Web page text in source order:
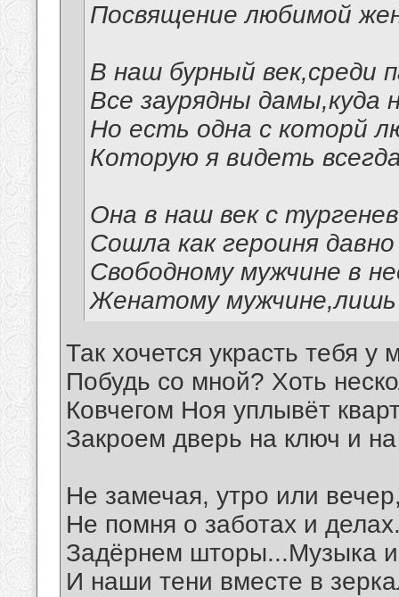
Посвящение любимой
В наш бурный век,среди
Все заурядны дамы,куда
Но есть одна с которй
Которую я видеть
Она в наш век с
Сошла как героиня
Свободному мужчине в
Женатому
Так хочется украсть тебя у
Побудь со мной? Хоть
Ковчегом Ноя уплывёт
Закроем дверь на ключ и
Не замечая, утро или
Не помня о заботах и
Задёрнем шторы...Музыка
И наши тени вместе в